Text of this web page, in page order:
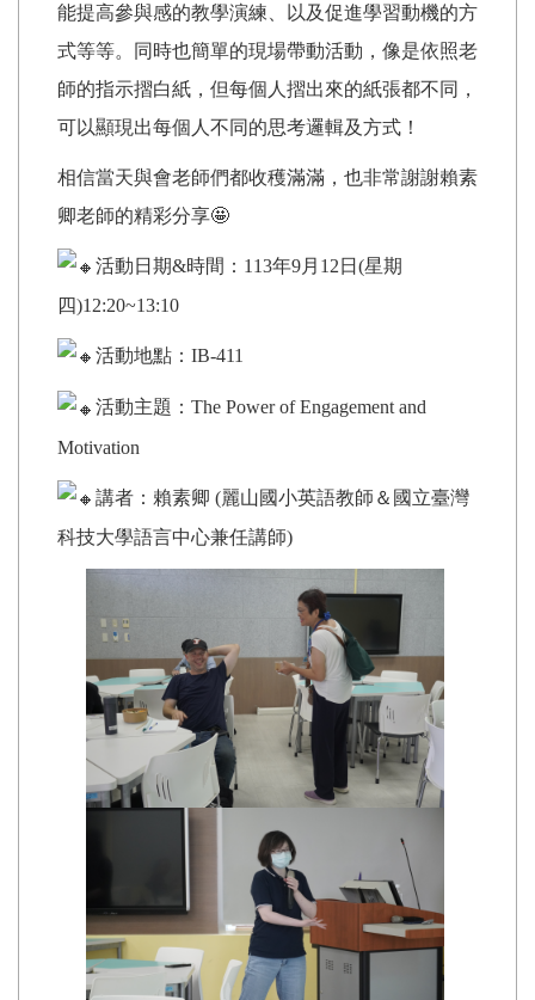
能提高參與感的教學演練、以及促進學習動機的方
式等等。同時也簡單的現場帶動活動，像是依照老
師的指示摺白紙，但每個人摺出來的紙張都不同，
可以顯現出每個人不同的思考邏輯及方式！
相信當天與會老師們都收穫滿滿，也非常謝謝賴素
卿老師的精彩分享🤩
活動日期&時間：113年9月12日(星期
四)12:20~13:10
活動地點：IB-411
活動主題：The Power of Engagement and
Motivation
講者：賴素卿 (麗山國小英語教師＆國立臺灣
科技大學語言中心兼任講師)